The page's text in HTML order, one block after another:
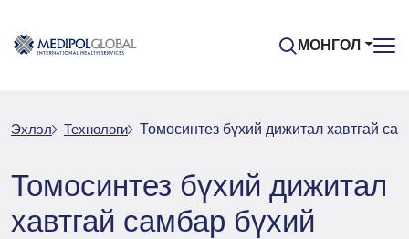
МОНГОЛ
Эхлэл Технологи Томосинтез бүхий дижитал хавтгай
Томосинтез бүхий дижитал
хавтгай самбар бүхий